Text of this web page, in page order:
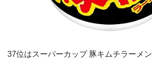
37位はスーパーカップ 豚キムチラーメン